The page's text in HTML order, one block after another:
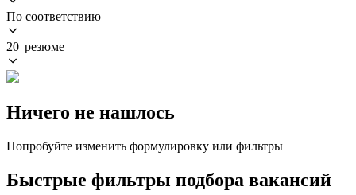
По соответствию
20 резюме
Ничего не нашлось
Попробуйте изменить формулировку или фильтры
Быстрые фильтры подбора вакансий